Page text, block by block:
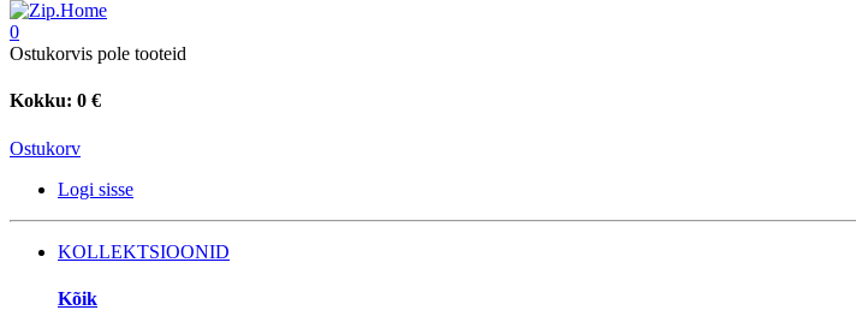
0
Ostukorvis pole tooteid
Kokku: 0 €
Ostukorv
Logi sisse
KOLLEKTSIOONID
Kõik